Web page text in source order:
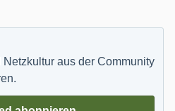
aus der Community